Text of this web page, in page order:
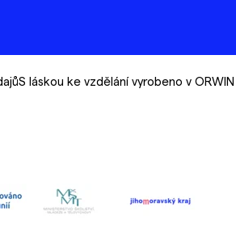
S láskou ke vzdělání vyrobeno v ORWIN